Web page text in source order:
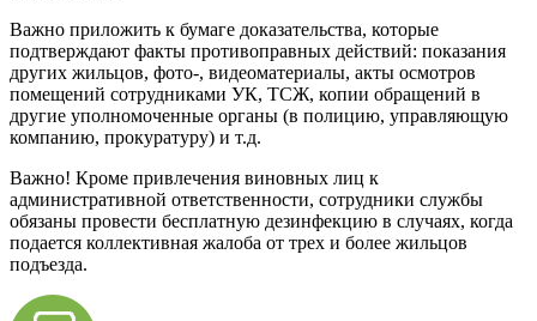
Важно приложить к бумаге доказательства, которые
подтверждают факты противоправных действий: показания
других жильцов, фото-, видеоматериалы, акты осмотров
помещений сотрудниками УК, ТСЖ, копии обращений в
другие уполномоченные органы (в полицию, управляющую
компанию, прокуратуру) и т.д.
Важно! Кроме привлечения виновных лиц к
административной ответственности, сотрудники службы
обязаны провести бесплатную дезинфекцию в случаях, когда
подается коллективная жалоба от трех и более жильцов
подъезда.